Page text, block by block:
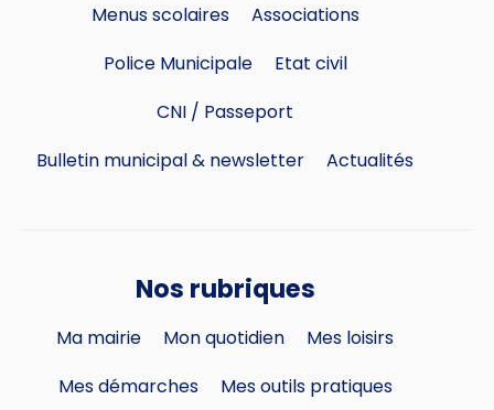
Menus scolaires
Associations
Police Municipale
Etat civil
CNI / Passeport
Bulletin municipal & newsletter
Actualités
Nos rubriques
Ma mairie Mon quotidien
Mes loisirs
Mes démarches
Mes outils pratiques